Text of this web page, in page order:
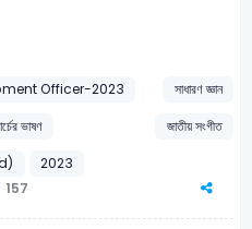
Officer-2023
সাধারণ জ্ঞান
ভাষণ
জাতীয় সংগীত
2023
157